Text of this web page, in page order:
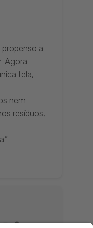
propenso a
Agora
tela,
nem
resíduos,